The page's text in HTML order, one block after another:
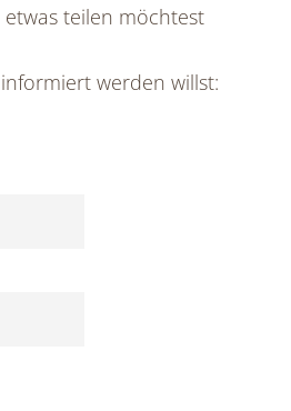
teilen möchtest
werden willst: